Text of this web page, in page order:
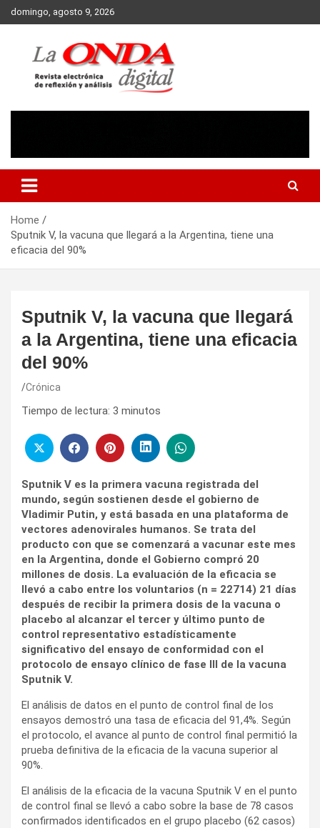
Skip
to
domingo, agosto 9, 2026
Home
Sputnik V, la vacuna que llegará a la Argentina, tiene una
eficacia del 90%
Sputnik V, la vacuna que llegará
a la Argentina, tiene una eficacia
del 90%
Crónica
Tiempo de lectura: 3 minutos
Sputnik V es la primera vacuna registrada del
mundo, según sostienen desde el gobierno de
Vladimir Putin, y está basada en una plataforma de
vectores adenovirales humanos. Se trata del
producto con que se comenzará a vacunar este mes
en la Argentina, donde el Gobierno compró 20
millones de dosis. La evaluación de la eficacia se
llevó a cabo entre los voluntarios (n = 22714) 21 días
después de recibir la primera dosis de la vacuna o
placebo al alcanzar el tercer y último punto de
control representativo estadísticamente
significativo del ensayo de conformidad con el
protocolo de ensayo clínico de fase III de la vacuna
Sputnik V.
El análisis de datos en el punto de control final de los
ensayos demostró una tasa de eficacia del 91,4%. Según
el protocolo, el avance al punto de control final permitió la
prueba definitiva de la eficacia de la vacuna superior al
90%.
El análisis de la eficacia de la vacuna Sputnik V en el punto
de control final se llevó a cabo sobre la base de 78 casos
confirmados identificados en el grupo placebo (62 casos)